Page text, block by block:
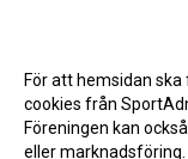
För att hemsidan
cookies från
Föreningen kan
eller marknadsföring.